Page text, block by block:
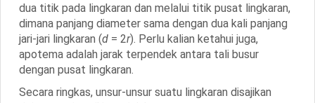
dua titik pada lingkaran dan melalui titik pusat lingkaran,
dimana panjang diameter sama dengan dua kali panjang
jari-jari lingkaran (d = 2r). Perlu kalian ketahui juga,
apotema adalah jarak terpendek antara tali busur
dengan pusat lingkaran.
Secara ringkas, unsur-unsur suatu lingkaran disajikan